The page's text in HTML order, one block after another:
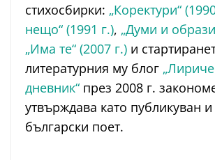
стихосбирки: „Коректури“
нещо“ (1991 г.), „Думи и
„Има те“ (2007 г.) и
литературния му блог
дневник“ през 2008 г.
утвърждава като публикуван и
български поет.